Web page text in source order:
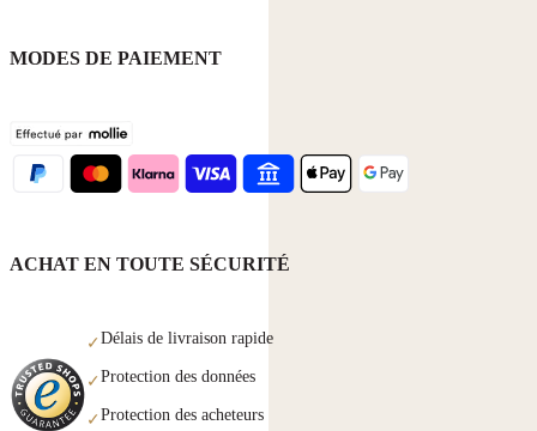
MODES DE PAIEMENT
ACHAT EN TOUTE SÉCURITÉ
✓Délais de livraison rapide
✓Protection des données
✓Protection des acheteurs